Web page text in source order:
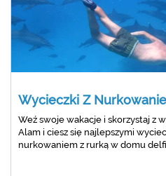
Wycieczki Z
Weź swoje wakacje i skorzystaj z
Alam i ciesz się najlepszymi
nurkowaniem z rurką w domu
Dolphin House Przyjdź i dołącz